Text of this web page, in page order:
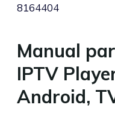
8164404
Manual
IPTV
Android,